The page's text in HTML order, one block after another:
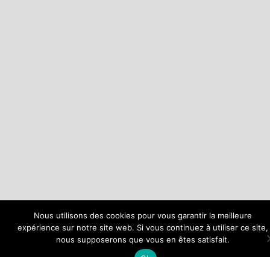
Nous utilisons des cookies pour vous garantir la meilleure
expérience sur notre site web. Si vous continuez à utiliser ce site,
nous supposerons que vous en êtes satisfait.